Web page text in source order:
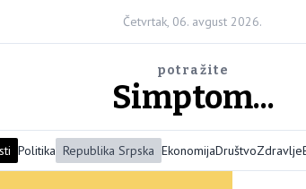
Četvrtak, 06. avgust 2026.
potražite
Simptom...
Politika Republika Srpska EkonomijaDruštvoZdravlje
zbog „ponižavajućih”